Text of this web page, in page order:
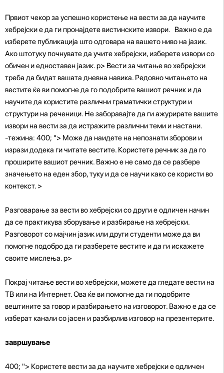
Првиот чекор за успешно користење на вести за да научите
хебрејски е да ги пронајдете вистинските извори. Важно е да
изберете публикација што одговара на вашето ниво на јазик.
Ако штотуку почнувате да учите хебрејски, изберете извори со
обичен и едноставен јазик. p> Вести за читање во хебрејски
треба да бидат вашата дневна навика. Редовно читањето на
вестите ќе ви помогне да го подобрите вашиот речник и да
научите да користите различни граматички структури и
структури на реченици. Не заборавајте да ги ажурирате вашите
извори на вести за да истражите различни теми и настани.
-тежина: 400; "> Може да наидете на непознати зборови и
изрази додека ги читате вестите. Користете речник за да го
проширите вашиот речник. Важно е не само да се разбере
значењето на еден збор, туку и да се научи како се користи во
контекст. >
Разговарање за вести во хебрејски со други е одличен начин
да се практикува зборување и разбирање на хебрејски.
Разговорот со мајчин јазик или други студенти може да ви
помогне подобро да ги разберете вестите и да ги искажете
своите мислења. p>
Покрај читање вести во хебрејски, можете да гледате вести на
ТВ или на Интернет. Ова ќе ви помогне да ги подобрите
вештините за говор и разбирањето на изговорот. Важно е да се
изберат канали со јасен и разбирлив изговор на презентерите.
завршување
400; "> Користете вести за да научите хебрејски е одличен